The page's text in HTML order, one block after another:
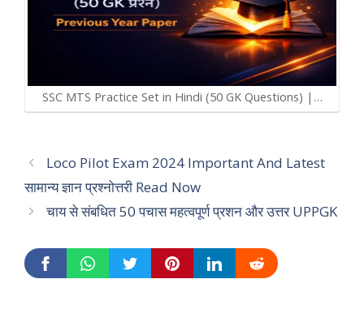
SSC MTS Practice Set in Hindi (50 GK Questions) |…
Loco Pilot Exam 2024 Important And Latest
सामान्य ज्ञान प्रश्नोत्तरी Read Now
चाय से संबधित 50 पचास महत्वपूर्ण प्रशन और उत्तर UPPGK